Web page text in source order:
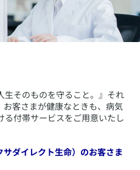
生そのものを守ること。』それ
客さまが健康なときも、病気
る付帯サービスをご用意いたし
ダイレクト生命）のお客さま